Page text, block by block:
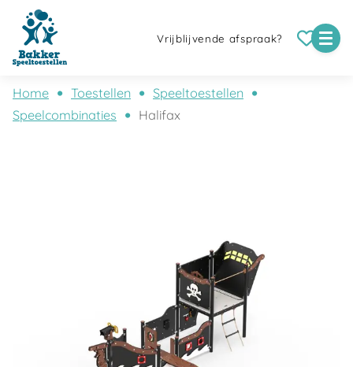
Vrijblijvende afspraak?
Home Toestellen
Speeltoestellen
Speelcombinaties
Halifax